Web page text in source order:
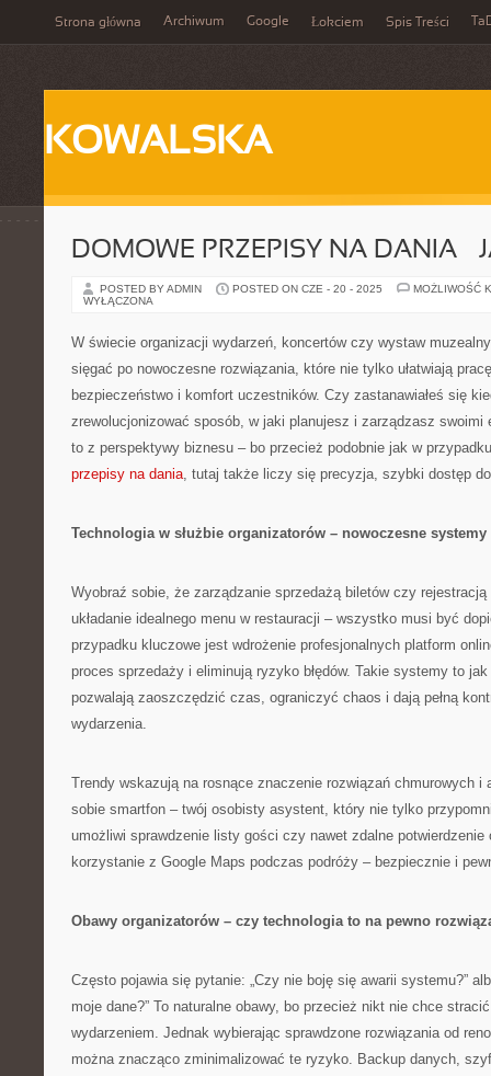
Strona główna Archiwum Google Łokciem Spis Treści
KOWALSKA
DOMOWE PRZEPISY NA DANIA –
POSTED BY ADMIN POSTED ON CZE - 20 - 2025
MOŻLIWOŚĆ
WYŁĄCZONA
W świecie organizacji wydarzeń, koncertów czy wystaw
sięgać po nowoczesne rozwiązania, które nie tylko ułatwiają
bezpieczeństwo i komfort uczestników. Czy zastanawiałeś się
zrewolucjonizować sposób, w jaki planujesz i zarządzasz swoimi
to z perspektywy biznesu – bo przecież podobnie jak w
przepisy na dania, tutaj także liczy się precyzja, szybki dostęp
Technologia w służbie organizatorów – nowoczesne
Wyobraź sobie, że zarządzanie sprzedażą biletów czy
układanie idealnego menu w restauracji – wszystko musi być
przypadku kluczowe jest wdrożenie profesjonalnych platform
proces sprzedaży i eliminują ryzyko błędów. Takie systemy to
pozwalają zaoszczędzić czas, ograniczyć chaos i dają pełną
wydarzenia.
Trendy wskazują na rosnące znaczenie rozwiązań chmurowych i
sobie smartfon – twój osobisty asystent, który nie tylko
umożliwi sprawdzenie listy gości czy nawet zdalne potwierdzenie
korzystanie z Google Maps podczas podróży – bezpiecznie i
Obawy organizatorów – czy technologia to na pewno
Często pojawia się pytanie: „Czy nie boję się awarii systemu?”
moje dane?” To naturalne obawy, bo przecież nikt nie chce
wydarzeniem. Jednak wybierając sprawdzone rozwiązania od
można znacząco zminimalizować te ryzyko. Backup danych,